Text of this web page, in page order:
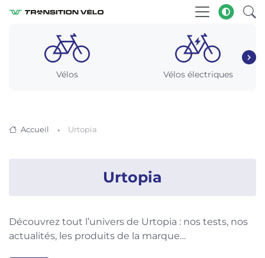
Vélos Vélos électriques
Accueil Urtopia
Urtopia
Découvrez tout l’univers de Urtopia : nos tests, nos
actualités, les produits de la marque…